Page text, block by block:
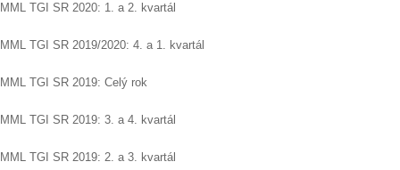
MML TGI SR 2020: 1. a 2. kvartál
MML TGI SR 2019/2020: 4. a 1. kvartál
MML TGI SR 2019: Celý rok
MML TGI SR 2019: 3. a 4. kvartál
MML TGI SR 2019: 2. a 3. kvartál